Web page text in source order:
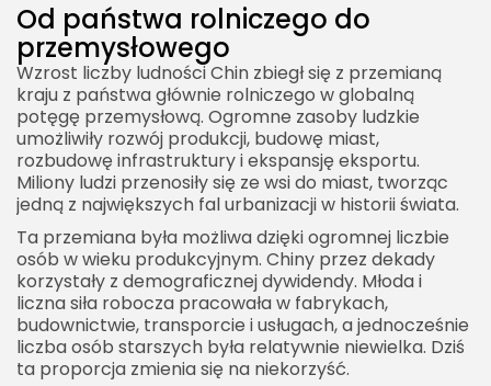
Od państwa rolniczego do
przemysłowego
Wzrost liczby ludności Chin zbiegł się z przemianą
kraju z państwa głównie rolniczego w globalną
potęgę przemysłową. Ogromne zasoby ludzkie
umożliwiły rozwój produkcji, budowę miast,
rozbudowę infrastruktury i ekspansję eksportu.
Miliony ludzi przenosiły się ze wsi do miast, tworząc
jedną z największych fal urbanizacji w historii świata.
Ta przemiana była możliwa dzięki ogromnej liczbie
osób w wieku produkcyjnym. Chiny przez dekady
korzystały z demograficznej dywidendy. Młoda i
liczna siła robocza pracowała w fabrykach,
budownictwie, transporcie i usługach, a jednocześnie
liczba osób starszych była relatywnie niewielka. Dziś
ta proporcja zmienia się na niekorzyść.